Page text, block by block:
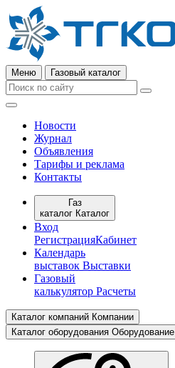
Меню Газовый каталог
Новости
Журнал
Объявления
Тарифы и реклама
Контакты
Газ
каталог Каталог
Вход
РегистрацияКабинет
Календарь
выставок Выставки
Газовый
калькулятор Расчеты
Каталог компаний Компании
Каталог оборудования Оборудование